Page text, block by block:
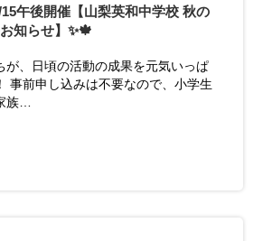
15午後開催【山梨英和中学校 秋の
知らせ】✨🍁
が、日頃の活動の成果を元気いっぱ
事前申し込みは不要なので、小学生
族…